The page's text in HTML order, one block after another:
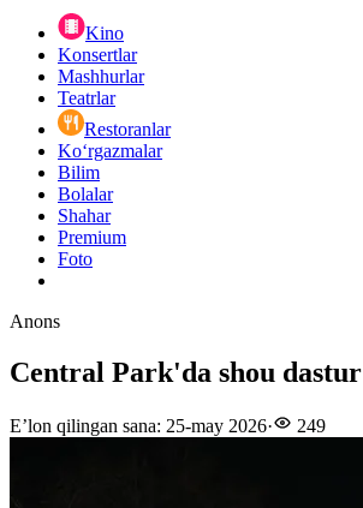
Kino
Konsertlar
Mashhurlar
Teatrlar
Restoranlar
Ko‘rgazmalar
Bilim
Bolalar
Shahar
Premium
Foto
Anons
Central Park'da shou dastur
E’lon qilingan sana: 25-may 2026· 249